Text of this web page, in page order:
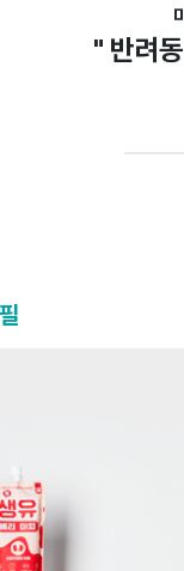
" 반려